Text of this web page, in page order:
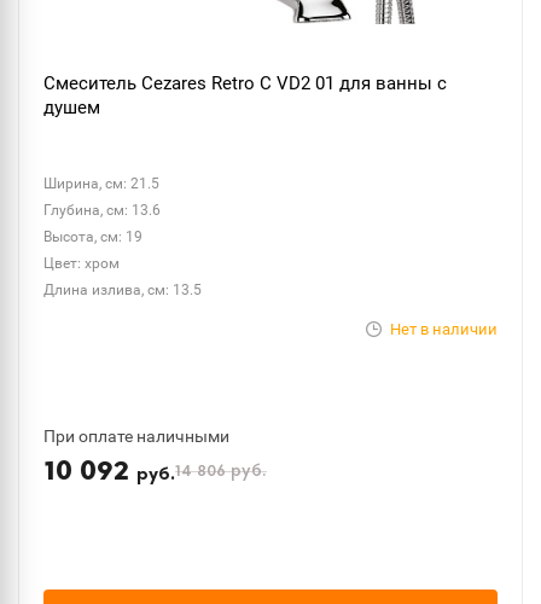
Смеситель Cezares Retro C VD2 01 для ванны с
душем
Ширина, см: 21.5
Глубина, см: 13.6
Высота, см: 19
Цвет: хром
Длина излива, см: 13.5
Нет в наличии
При оплате наличными
10 092 руб.14 806руб.